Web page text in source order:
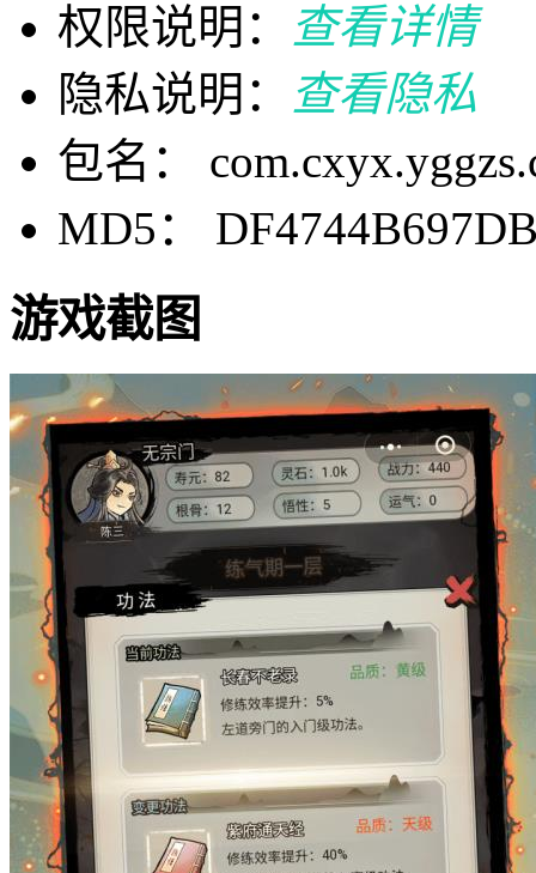
权限说明：
查看详情
隐私说明：
查看隐私
包名：
MD5：
游戏截图